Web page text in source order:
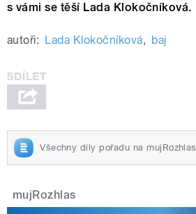
s vámi se těší Lada Klokočníková.
autoři: Lada Klokočníková, baj
Všechny díly pořadu na mujRozhlas
mujRozhlas